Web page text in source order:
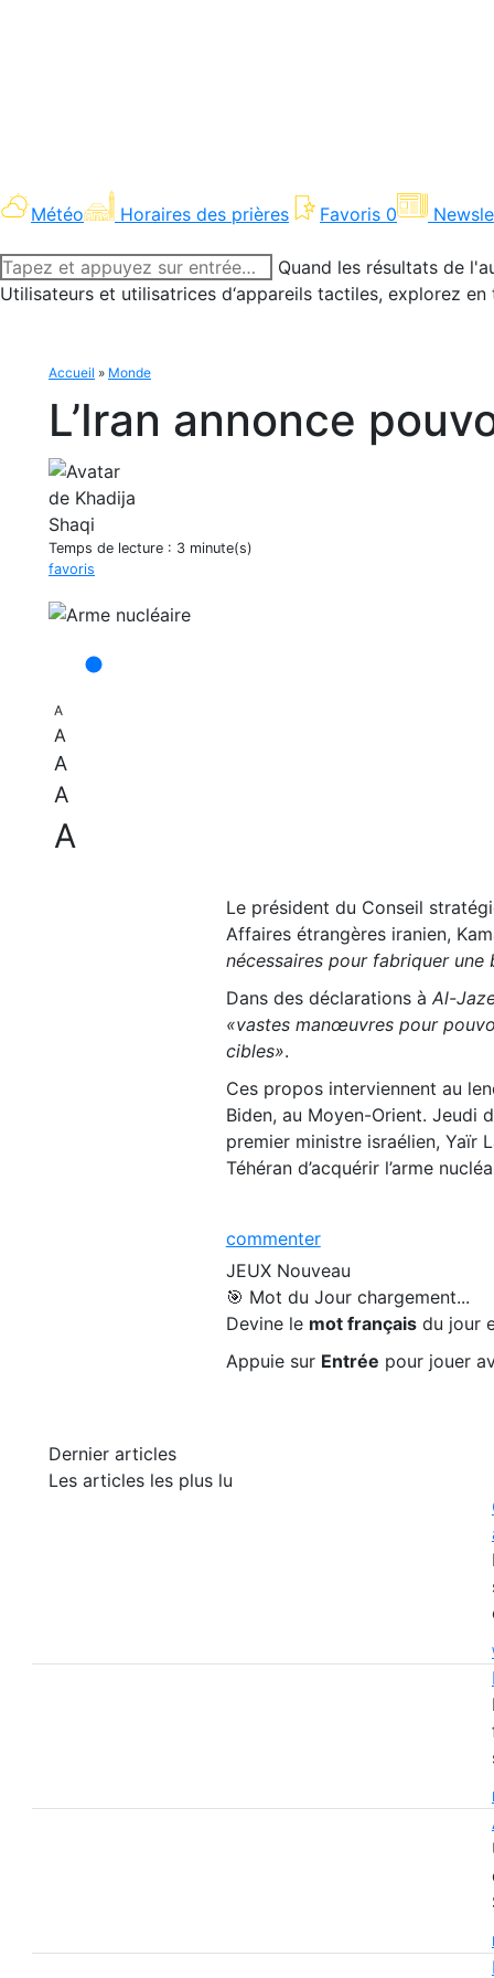
Météo Horaires des prières Favoris 0
Recherche
:
Quand les résultats de
Utilisateurs et utilisatrices d‘appareils tactiles, explorez
Accueil » Monde
L’Iran annonce
Temps de lecture : 3 minute(s)
favoris
A
A
A
A
A
Le président du Conseil
Affaires étrangères iranien,
nécessaires pour fabriquer une
Dans des déclarations à Al-
«vastes manœuvres pour
cibles».
Ces propos interviennent au
Biden, au Moyen-Orient. Jeudi
premier ministre israélien, Yaïr
Téhéran d’acquérir l’arme
commenter
JEUX Nouveau
🎯 Mot du Jour chargement...
Devine le mot françaisdu jour
Appuie sur Entrée pour jouer
Dernier articles
Les articles les plus lu